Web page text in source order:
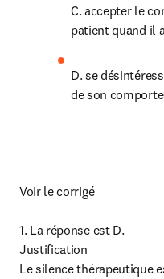
C. accepter le
patient quand il
D. se
de son
Voir le corrigé
1. La réponse est D.
Justification
Le silence thérapeutique